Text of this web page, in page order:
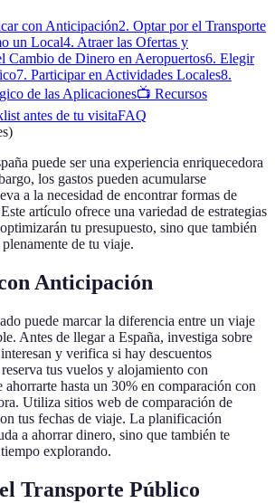
con Anticipación2. Optar por el Transporte
un Local4. Atraer las Ofertas y
Cambio de Dinero en Aeropuertos6. Elegir
7. Participar en Actividades Locales8.
de las Aplicaciones📺 Recursos
antes de tu visitaFAQ
)
puede ser una experiencia enriquecedora
los gastos pueden acumularse
a la necesidad de encontrar formas de
artículo ofrece una variedad de estrategias
tu presupuesto, sino que también
de tu viaje.
Anticipación
puede marcar la diferencia entre un viaje
Antes de llegar a España, investiga sobre
y verifica si hay descuentos
tus vuelos y alojamiento con
ahorrarte hasta un 30% en comparación con
Utiliza sitios web de comparación de
tus fechas de viaje. La planificación
a ahorrar dinero, sino que también te
explorando.
Transporte Público